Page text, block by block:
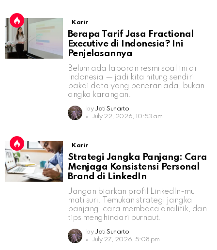
Karir
Berapa Tarif Jasa Fractional
Executive di Indonesia? Ini
Penjelasannya
Belum ada laporan resmi soal ini di
Indonesia — jadi kita hitung sendiri
pakai data yang beneran ada, bukan
angka karangan.
by Jati Sunarto
July 22, 2026, 10:53 am
Karir
Strategi Jangka Panjang: Cara
Menjaga Konsistensi Personal
Brand di LinkedIn
Jangan biarkan profil LinkedIn-mu
mati suri. Temukan strategi jangka
panjang, cara membaca analitik, dan
tips menghindari burnout.
by Jati Sunarto
July 27, 2026, 5:08 pm